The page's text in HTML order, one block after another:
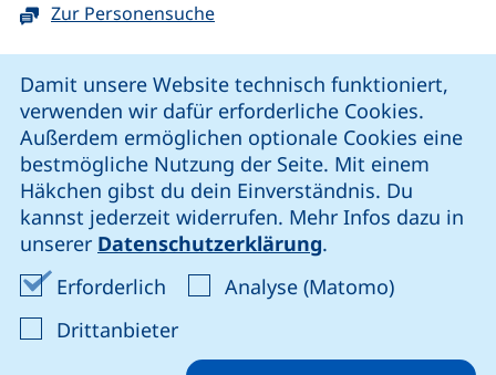
Damit unsere Website technisch funktioniert,
verwenden wir dafür erforderliche Cookies.
Außerdem ermöglichen optionale Cookies eine
bestmögliche Nutzung der Seite. Mit einem
Häkchen gibst du dein Einverständnis. Du
kannst jederzeit widerrufen. Mehr Infos dazu in
unserer Datenschutzerklärung.
Erforderlich Erforderliche Cookies akzeptieren
Analyse (Matomo)Analyse-
Drittanbieter: Cookies von Drittanbieter
Zur Personensuche
unsere Facebook-Seite (externer Link, öffnet neues
unsere LinkedIn-Seite (externer Link, öffnet
unsere Instagram-Seite (externer Link,
unsere YouTube-Seite (externer
Cookie-Einstellungen
Impressum
Datenschutz
Erklärung zur Barrierefreiheit